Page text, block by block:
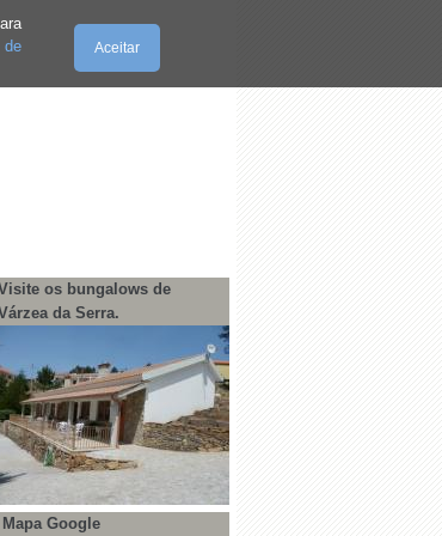
de
Aceitar
os bungalows de
da Serra.
Mapa Google